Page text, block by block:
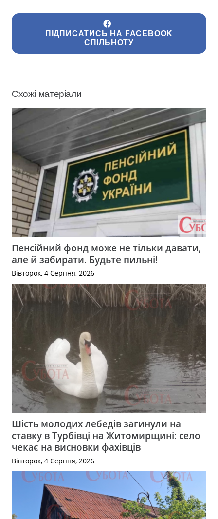
ПІДПИСАТИСЬ НА FACEBOOK
СПІЛЬНОТУ
Схожі матеріали
Пенсійний фонд може не тільки давати,
але й забирати. Будьте пильні!
Вівторок, 4 Серпня, 2026
Шість молодих лебедів загинули на
ставку в Турбівці на Житомирщині: село
чекає на висновки фахівців
Вівторок, 4 Серпня, 2026